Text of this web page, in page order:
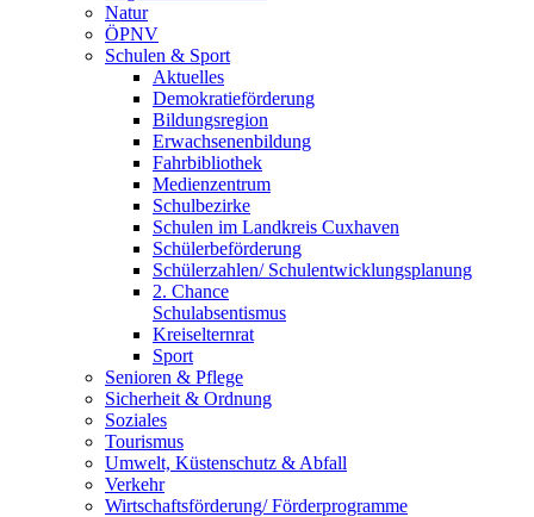
Natur
ÖPNV
Schulen & Sport
Aktuelles
Demokratieförderung
Bildungsregion
Erwachsenenbildung
Fahrbibliothek
Medienzentrum
Schulbezirke
Schulen im Landkreis Cuxhaven
Schülerbeförderung
Schülerzahlen/ Schulentwicklungsplanung
2. Chance
Schulabsentismus
Kreiselternrat
Sport
Senioren & Pflege
Sicherheit & Ordnung
Soziales
Tourismus
Umwelt, Küstenschutz & Abfall
Verkehr
Wirtschaftsförderung/ Förderprogramme